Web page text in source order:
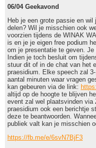
06/04 Geekavond
Heb je een grote passie en
delen? Wil je misschien ook
voorzien tijdens de WINAK
is en je je eigen free podium
om je presentatie te geven.
Indien je toch besluit om
stuur dit of in de chat van het
praesidium. Elke speech zal
aantal minuten waar vragen
kan gebeuren via de link:
altijd op de hoogte te blijven
event zal wel plaatsvinden
praesidium ook een berichtje
deze te beantwoorden.
publiek valt kan je misschien
https://fb.me/e/6svN7BjF3